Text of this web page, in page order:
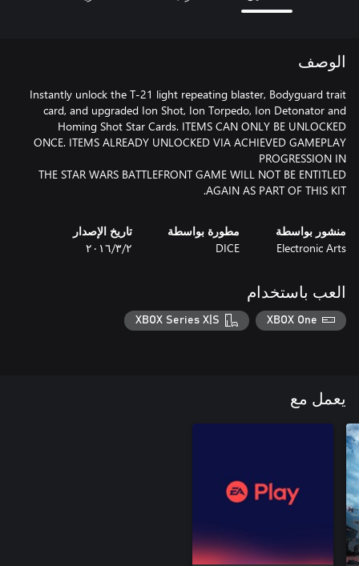
الوصف
Instantly unlock the T-21 light repeating blaster, Bodyguard trait
card, and upgraded Ion Shot, Ion Torpedo, Ion Detonator and
Homing Shot Star Cards. ITEMS CAN ONLY BE UNLOCKED
ONCE. ITEMS ALREADY UNLOCKED VIA ACHIEVED GAMEPLAY
THE STAR WARS BATTLEFRONT GAME WILL NOT BE ENTITLED
AGAIN AS PART OF THIS KIT.
منشور بواسطة
Electronic Arts
مطورة بواسطة
DICE
تاريخ الإصدار
٢‏/٣‏/٢٠١٦
العب باستخدام
XBOX One
XBOX Series X|S
يعمل مع